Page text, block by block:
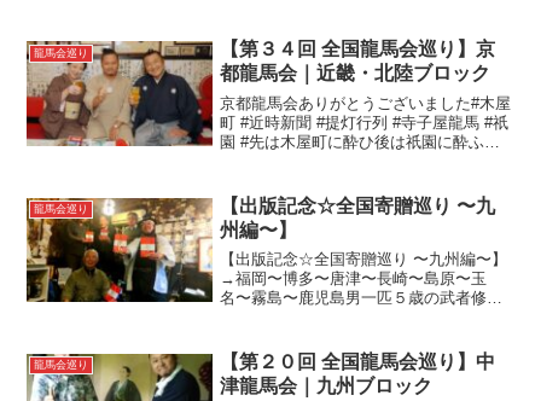
ます！ありがとうございます！#変人ポー
#息子は #武者修...
龍馬会巡り
【第３４回 全国龍馬会巡り】京
都龍馬会｜近畿・北陸ブロック
京都龍馬会ありがとうございました#木屋
町 #近時新聞 #提灯行列 #寺子屋龍馬 #祇
園 #先は木屋町に酔ひ後は祇園に酔ふ酒
龍馬会
龍馬会巡り
【出版記念☆全国寄贈巡り 〜九
州編〜】
【出版記念☆全国寄贈巡り 〜九州編〜】
→福岡〜博多〜唐津〜長崎〜島原〜玉
名〜霧島〜鹿児島男一匹５歳の武者修
が届いています！アマゾン購入の際はレ
ビューお願いします！ ありが...
龍馬会巡り
【第２０回 全国龍馬会巡り】中
津龍馬会｜九州ブロック